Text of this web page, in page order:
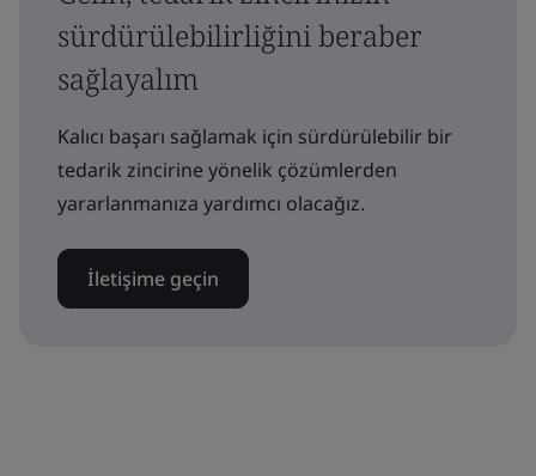
sürdürülebilirliğini beraber
sağlayalım
Kalıcı başarı sağlamak için sürdürülebilir bir
tedarik zincirine yönelik çözümlerden
yararlanmanıza yardımcı olacağız.
İletişime geçin